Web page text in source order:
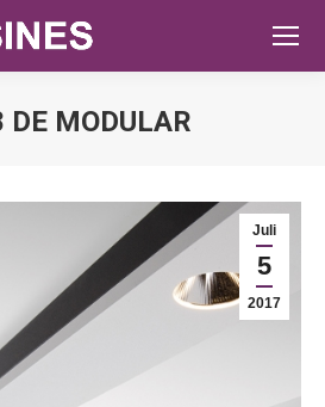
DE MODULAR
Juli
5
2017